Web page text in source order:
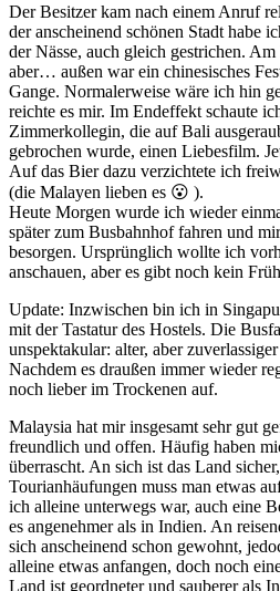
Der Besitzer kam nach einem Anruf
der anscheinend schönen Stadt habe
der Nässe, auch gleich gestrichen.
aber… außen war ein chinesisches
Gange. Normalerweise wäre ich hin
reichte es mir. Im Endeffekt schaute
Zimmerkollegin, die auf Bali
gebrochen wurde, einen Liebesfilm.
Auf das Bier dazu verzichtete ich
(die Malayen lieben es 😮 ).
Heute Morgen wurde ich wieder
später zum Busbahnhof fahren und
besorgen. Ursprünglich wollte ich
anschauen, aber es gibt noch kein
Update: Inzwischen bin ich in
mit der Tastatur des Hostels. Die
unspektakular: alter, aber
Nachdem es draußen immer wieder
noch lieber im Trockenen auf.
Malaysia hat mir insgesamt sehr gut
freundlich und offen. Häufig haben
überrascht. An sich ist das Land
Tourianhäufungen muss man etwas
ich alleine unterwegs war, auch eine
es angenehmer als in Indien. An
sich anscheinend schon gewohnt,
alleine etwas anfangen, doch noch
Land ist geordneter und sauberer als